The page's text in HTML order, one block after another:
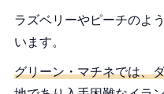
ラズベリーやピーチのよ
います。
グリーン・マチネでは、